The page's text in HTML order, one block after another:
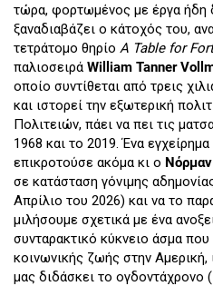
τώρα, φορτωμένος με έργα ήδη
ξαναδιαβάζει ο κάτοχός του,
τετράτομο θηρίο A Table for
παλιοσειρά William Tanner
οποίο συντίθεται από τρεις
και ιστορεί την εξωτερική
Πολιτειών, πάει να πει τις
1968 και το 2019. Ένα
επικροτούσε ακόμα κι ο
σε κατάσταση γόνιμης
Απρίλιο του 2026) και να το
μιλήσουμε σχετικά με ένα
συνταρακτικό κύκνειο άσμα που
κοινωνικής ζωής στην
μας διδάσκει το ογδοντάχρονο